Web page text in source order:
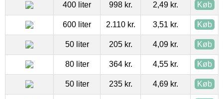
400 liter 998 kr. 2,49 kr. Køb
600 liter 2.110 kr. 3,51 kr. Køb
50 liter 205 kr. 4,09 kr. Køb
80 liter 364 kr. 4,55 kr. Køb
50 liter 235 kr. 4,69 kr. Køb